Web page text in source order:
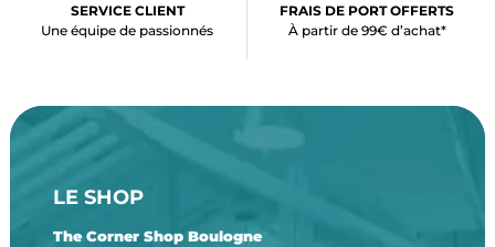
SERVICE CLIENT
Une équipe de passionnés
FRAIS DE PORT OFFERTS
À partir de 99€ d’achat*
LE SHOP
The Corner Shop Boulogne